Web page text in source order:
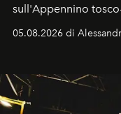
sull'Appennino
05.08.2026 di